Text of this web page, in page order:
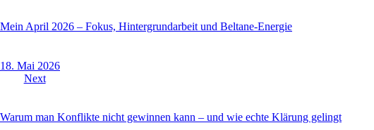
Mein April 2026 – Fokus, Hintergrundarbeit und Beltane-Energie
18. Mai 2026
Next
Warum man Konflikte nicht gewinnen kann – und wie echte Klärung gelingt